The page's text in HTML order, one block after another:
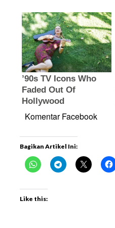
Komentar Facebook
Bagikan Artikel Ini:
Like this: